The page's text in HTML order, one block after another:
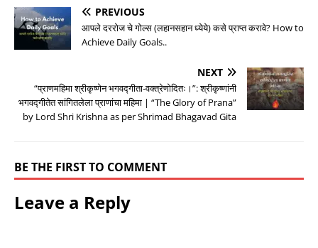
PREVIOUS
आपले दररोज चे गोल्स (लहानसहान ध्येये) कसे प्राप्त करावे? How to
Achieve Daily Goals..
NEXT
“प्राणमहिमा श्रीकृष्णेन भगवद्गीता-वक्त्रेणोदितः।”: श्रीकृष्णांनी
भगवद्गीतेत सांगितलेला प्राणांचा महिमा | “The Glory of Prana”
by Lord Shri Krishna as per Shrimad Bhagavad Gita
BE THE FIRST TO COMMENT
Leave a Reply